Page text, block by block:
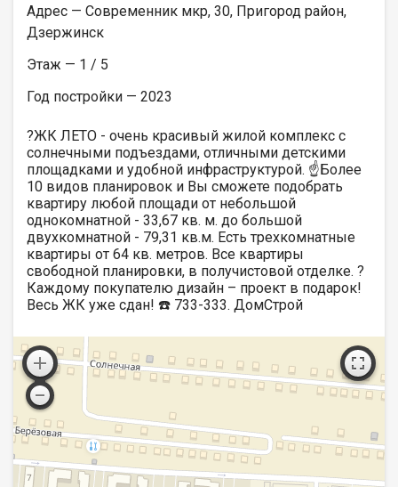
Адрес — Современник мкр, 30, Пригород район,
Дзержинск
Этаж — 1 / 5
Год постройки — 2023
?ЖК ЛЕТО - очень красивый жилой комплекс с
солнечными подъездами, отличными детскими
площадками и удобной инфраструктурой. ☝️Более
10 видов планировок и Вы сможете подобрать
квартиру любой площади от небольшой
однокомнатной - 33,67 кв. м. до большой
двухкомнатной - 79,31 кв.м. Есть трехкомнатные
квартиры от 64 кв. метров. Все квартиры
свободной планировки, в получистовой отделке. ?
Каждому покупателю дизайн – проект в подарок!
Весь ЖК уже сдан! ☎️ 733-333. ДомСтрой